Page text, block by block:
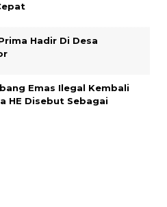
Hadir Di Desa
Emas Ilegal Kembali
HE Disebut Sebagai